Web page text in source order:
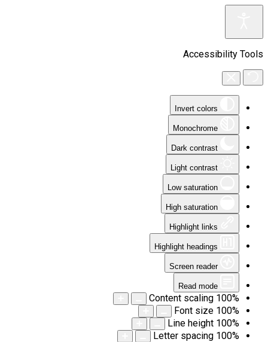
Accessibility Tools
Invert colors
Monochrome
Dark contrast
Light contrast
Low saturation
High saturation
Highlight links
Highlight headings
Screen reader
Read mode
Content scaling 100%
Font size 100%
Line height 100%
Letter spacing 100%